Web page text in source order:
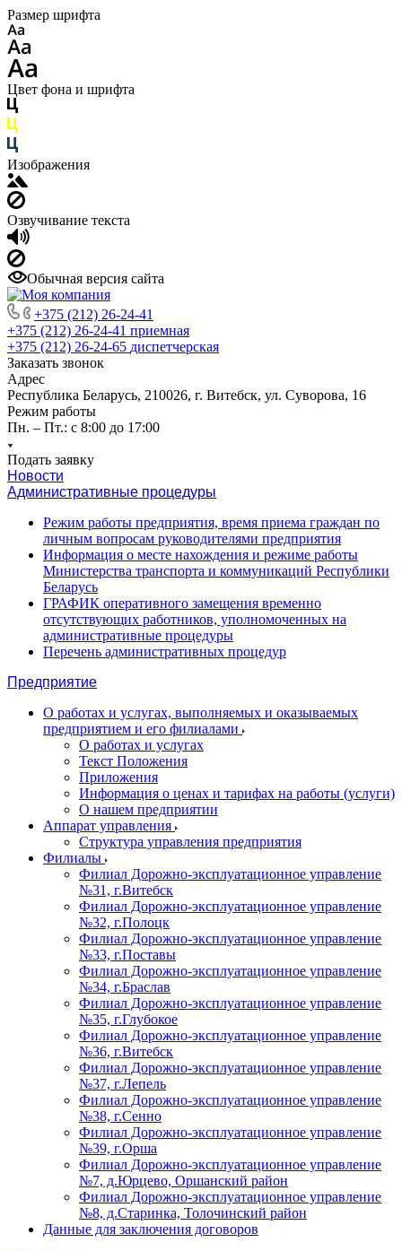
Размер шрифта
Цвет фона и шрифта
Изображения
Озвучивание текста
Обычная версия сайта
+375 (212) 26-24-41
+375 (212) 26-24-41 приемная
+375 (212) 26-24-65 диспетчерская
Заказать звонок
Адрес
Республика Беларусь, 210026, г. Витебск, ул. Суворова, 16
Режим работы
Пн. – Пт.: с 8:00 до 17:00
Подать заявку
Новости
Административные процедуры
Режим работы предприятия, время приема граждан по
личным вопросам руководителями предприятия
Информация о месте нахождения и режиме работы
Министерства транспорта и коммуникаций Республики
Беларусь
ГРАФИК оперативного замещения временно
отсутствующих работников, уполномоченных на
административные процедуры
Перечень административных процедур
Предприятие
О работах и услугах, выполняемых и оказываемых
предприятием и его филиалами
О работах и услугах
Текст Положения
Приложения
Информация о ценах и тарифах на работы (услуги)
О нашем предприятии
Аппарат управления
Структура управления предприятия
Филиалы
Филиал Дорожно-эксплуатационное управление
№31, г.Витебск
Филиал Дорожно-эксплуатационное управление
№32, г.Полоцк
Филиал Дорожно-эксплуатационное управление
№33, г.Поставы
Филиал Дорожно-эксплуатационное управление
№34, г.Браслав
Филиал Дорожно-эксплуатационное управление
№35, г.Глубокое
Филиал Дорожно-эксплуатационное управление
№36, г.Витебск
Филиал Дорожно-эксплуатационное управление
№37, г.Лепель
Филиал Дорожно-эксплуатационное управление
№38, г.Сенно
Филиал Дорожно-эксплуатационное управление
№39, г.Орша
Филиал Дорожно-эксплуатационное управление
№7, д.Юрцево, Оршанский район
Филиал Дорожно-эксплуатационное управление
№8, д.Старинка, Толочинский район
Данные для заключения договоров